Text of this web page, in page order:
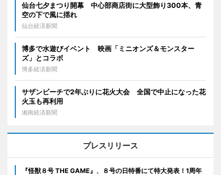
仙台七夕まつり開幕 中心部商店街に大型飾り300本、青
空の下で風に揺れ
仙台経済新聞
博多で水遊びイベント 映画「ミニオンズ＆モンスター
ズ」とコラボ
博多経済新聞
サザンビーチで2年ぶりに花火大会 全国で中止になった花
火玉も再利用
湘南経済新聞
プレスリリース
『怪獣８号 THE GAME』、８号の日特番にて特大発表！1周年